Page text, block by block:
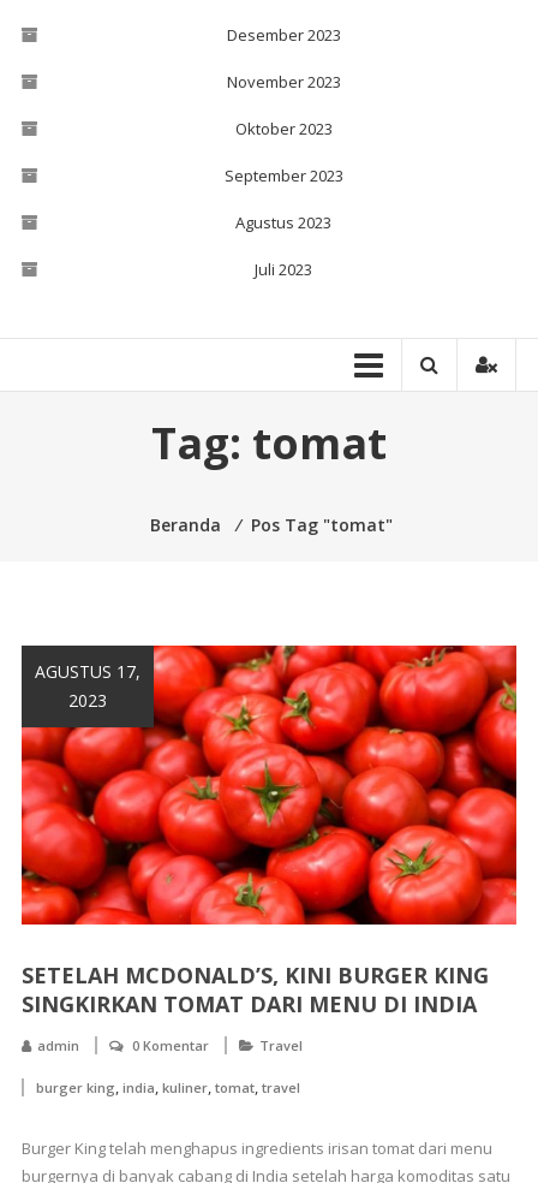
Desember 2023
November 2023
Oktober 2023
September 2023
Agustus 2023
Juli 2023
Tag: tomat
Beranda ⁄ Pos Tag "tomat"
AGUSTUS 17,
2023
SETELAH MCDONALD’S, KINI BURGER KING
SINGKIRKAN TOMAT DARI MENU DI INDIA
admin 0 Komentar Travel
burger king india kuliner, tomat, travel
Burger King telah menghapus ingredients irisan tomat dari menu
burgernya di banyak cabang di India setelah harga komoditas satu